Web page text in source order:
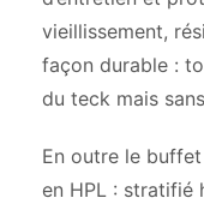
vieillissement,
façon durable :
du teck mais
En outre le
en HPL : stratifié